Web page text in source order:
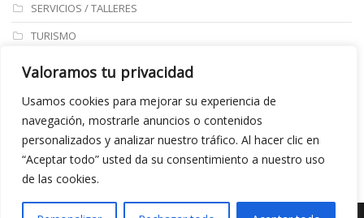
Valoramos tu privacidad
Usamos cookies para mejorar su experiencia de
navegación, mostrarle anuncios o contenidos
personalizados y analizar nuestro tráfico. Al hacer clic en
“Aceptar todo” usted da su consentimiento a nuestro uso
de las cookies.
SERVICIOS / TALLERES
TURISMO
ULTIMAS NOTICIAS
Aviso legal